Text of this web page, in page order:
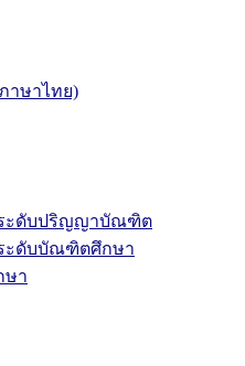
าษาไทย)
ะดับปริญญาบัณฑิต
ะดับบัณฑิตศึกษา
ษา